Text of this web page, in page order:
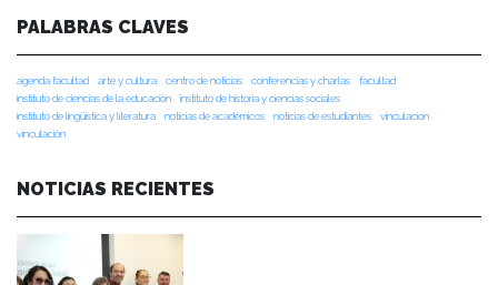
PALABRAS CLAVES
agenda facultad arte y cultura centro de noticias conferencias y charlas
facultad
instituto de ciencias de la educación
instituto de historia y ciencias sociales
instituto de lingüística y literatura
noticias de académicos noticias de estudiantes
vinculacion
vinculación
NOTICIAS RECIENTES